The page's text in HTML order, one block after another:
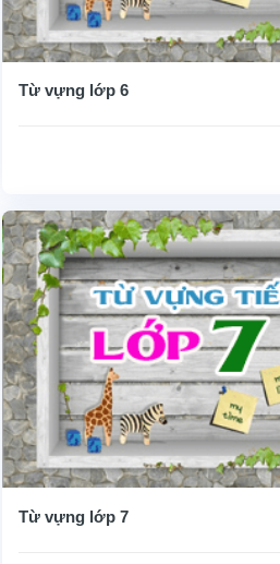
Từ vựng lớp 6
Từ vựng lớp 7